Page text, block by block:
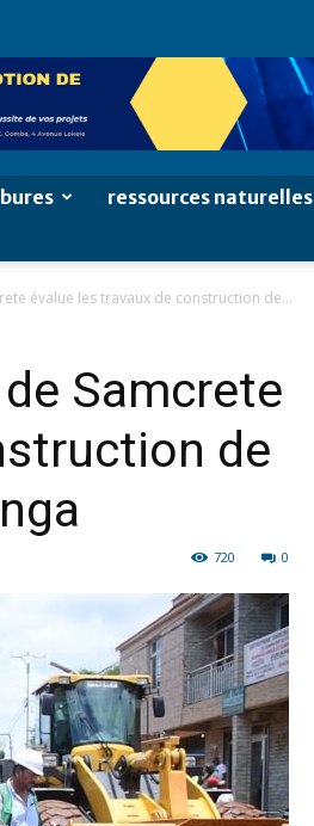
ressources naturelles
évalue les travaux de construction de...
Samcrete
de
0
720